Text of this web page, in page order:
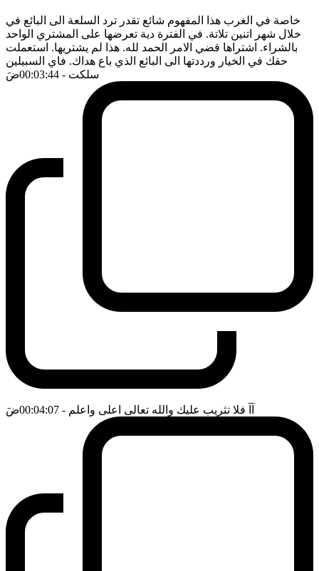
خاصة في الغرب هذا المفهوم شائع تقدر ترد السلعة الى البائع في
خلال شهر اتنين تلاتة. في الفترة دية تعرضها على المشتري الواحد
بالشراء. اشتراها قضي الامر الحمد لله. هذا لم يشتريها. استعملت
حقك في الخيار ورددتها الى البائع الذي باع هداك. فاي السبيلين
سلكت - 00:03:44 ضَ
آآ فلا تثريب عليك والله تعالى اعلى واعلم - 00:04:07 ضَ